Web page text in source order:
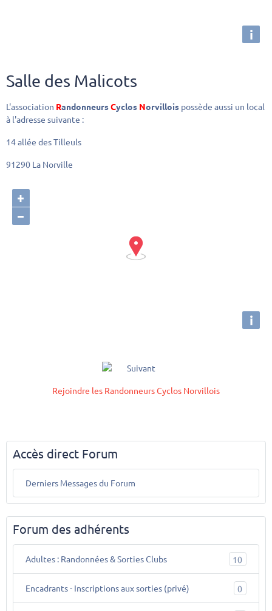
i
Salle des Malicots
L'association RandonneursCyclos Norvillois possède aussi un local
à l'adresse suivante :
14 allée des Tilleuls
91290 La Norville
+
−
i
Rejoindre les Randonneurs Cyclos Norvillois
Accès direct Forum
Derniers Messages du Forum
Forum des adhérents
Adultes : Randonnées & Sorties Clubs 10
Encadrants - Inscriptions aux sorties (privé) 0